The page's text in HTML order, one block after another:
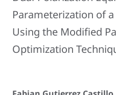
Parameterization of
Using the Modified
Optimization